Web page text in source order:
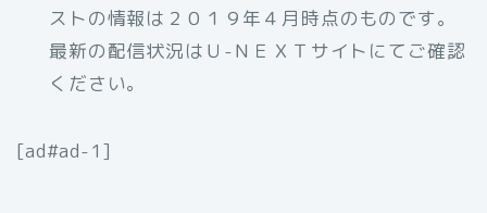
ストの情報は２０１９年４月時点のものです。
最新の配信状況はＵ-ＮＥＸＴサイトにてご確認
ください。
[ad#ad-1]